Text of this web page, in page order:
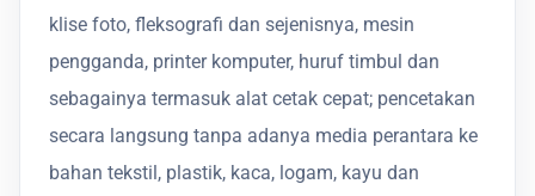
klise foto, fleksografi dan sejenisnya, mesin
pengganda, printer komputer, huruf timbul dan
sebagainya termasuk alat cetak cepat; pencetakan
secara langsung tanpa adanya media perantara ke
bahan tekstil, plastik, kaca, logam, kayu dan